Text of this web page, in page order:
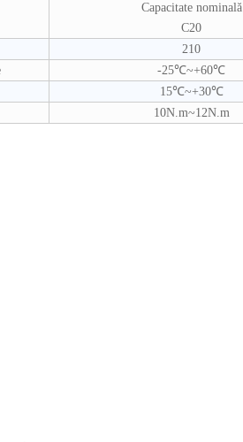
Capacitate nominală
C20
210
-25℃~+60℃
15℃~+30℃
10N.m~12N.m